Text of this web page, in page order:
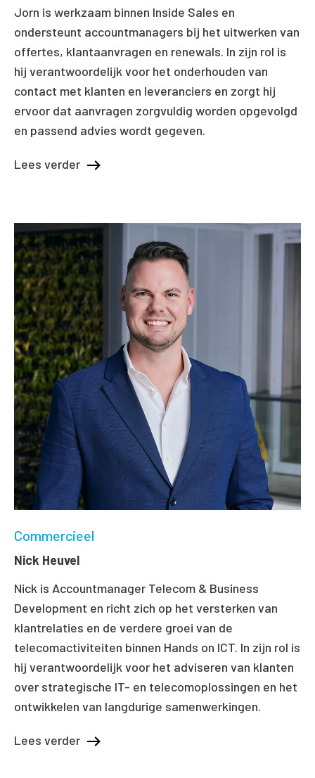
Jorn is werkzaam binnen Inside Sales en
ondersteunt accountmanagers bij het uitwerken van
offertes, klantaanvragen en renewals. In zijn rol is
hij verantwoordelijk voor het onderhouden van
contact met klanten en leveranciers en zorgt hij
ervoor dat aanvragen zorgvuldig worden opgevolgd
en passend advies wordt gegeven.
Lees verder
Commercieel
Nick Heuvel
Nick is Accountmanager Telecom & Business
Development en richt zich op het versterken van
klantrelaties en de verdere groei van de
telecomactiviteiten binnen Hands on ICT. In zijn rol is
hij verantwoordelijk voor het adviseren van klanten
over strategische IT- en telecomoplossingen en het
ontwikkelen van langdurige samenwerkingen.
Lees verder